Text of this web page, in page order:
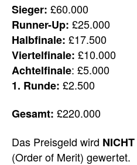
Sieger: £60.000
Runner-Up: £25.000
Halbfinale: £17.500
Viertelfinale: £10.000
Achtelfinale: £5.000
1. Runde: £2.500
Gesamt: £220.000
Das Preisgeld wird NICHT
(Order of Merit) gewertet.